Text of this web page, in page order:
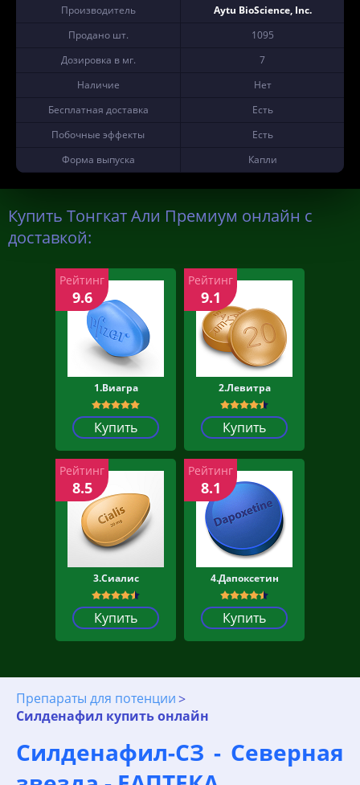
Производитель
Aytu BioScience, Inc.
Продано шт.
1095
Дозировка в мг.
7
Наличие
Нет
Бесплатная доставка
Есть
Побочные эффекты
Есть
Форма выпуска
Капли
Купить Тонгкат Али Премиум онлайн с
доставкой:
1.Виагра
Купить
Рейтинг
9.6
2.Левитра
Купить
Рейтинг
9.1
3.Сиалис
Купить
Рейтинг
8.5
4.Дапоксетин
Купить
Рейтинг
8.1
Препараты для потенции
Силденафил купить онлайн
Силденафил-СЗ - Северная